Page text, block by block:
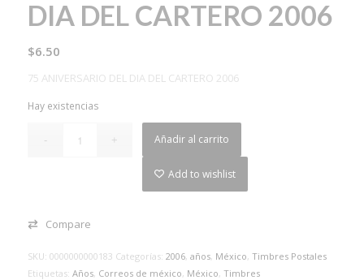
DIA DEL CARTERO 2006
$6.50
75 ANIVERSARIO DEL DIA DEL CARTERO 2006
Hay existencias
Añadir al carrito
Add to wishlist
Compare
SKU: 0000000000183 Categorías: 2006, años, México, Timbres Postales
Etiquetas: Años, Correos de méxico, México, Timbres